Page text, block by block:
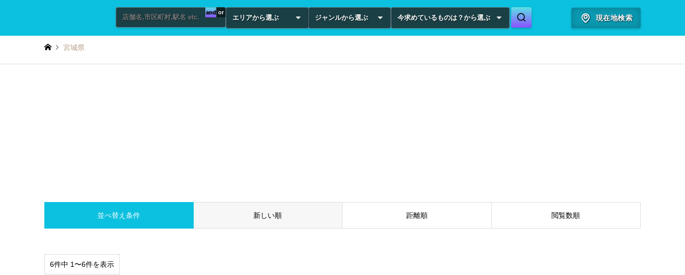
and or
エリアから選ぶ ジャンルから選ぶ 今求めているものは？から選ぶ 現在地検索
宮城県
並べ替え条件 新しい順 距離順 閲覧数順
6件中 1〜6件を表示